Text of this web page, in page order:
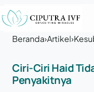
Lewati ke konten
Beranda›Artikel›
Ciri-Ciri Haid
Penyakitnya